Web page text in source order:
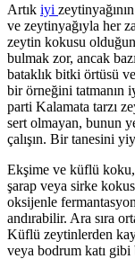
Artık iyi
ve zeytinyağıyla her
zeytin kokusu
bulmak zor, ancak
bataklık bitki örtüsü
bir örneğini tatmanın
parti Kalamata tarzı
sert olmayan, bunun
çalışın. Bir tanesini
Ekşime ve küflü koku,
şarap veya sirke
oksijenle
andırabilir. Ara sıra
Küflü zeytinlerden
veya bodrum katı gibi